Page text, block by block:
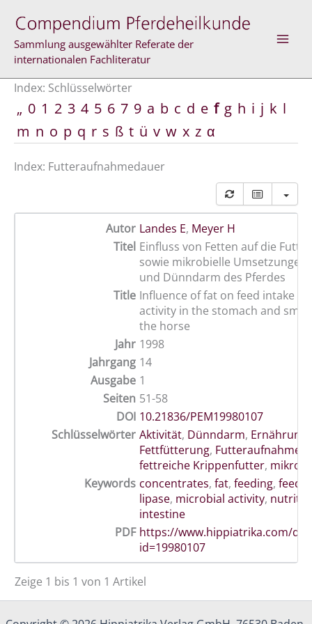
Inhalt
springen
Sammlung ausgewählter Referate der
internationalen Fachliteratur
Index: Schlüsselwörter
„ 0 1 2 3 4 5 6 7 9 a b c d e f g h i j k l
m n o p q r s ß t ü v w x z α
Index: Futteraufnahmedauer
Autor Landes E, Meyer H
Titel Einfluss von Fetten auf die
sowie mikrobielle Umsetzungen
und Dünndarm des Pferdes
Title Influence of fat on feed intake
activity in the stomach and
the horse
Jahr 1998
Jahrgang 14
Ausgabe 1
Seiten 51-58
DOI 10.21836/PEM19980107
Schlüsselwörter Aktivität, Dünndarm, Ernährung
Fettfütterung,
fettreiche Krippenfutter,
Keywords concentrates, fat, feeding,
lipase, microbial activity,
intestine
PDF https://www.hippiatrika.com/
id=19980107
Zeige 1 bis 1 von 1 Artikel